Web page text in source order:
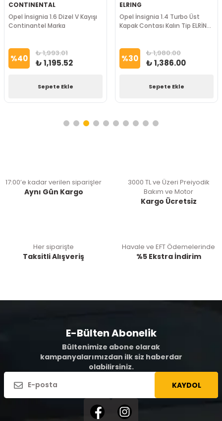
CONTINENTAL
Opel İnsignia 1.6 Dizel V Kayışı
Continantel Marka
%40 ₺ 1,993.01
₺ 1,195.52
Sepete Ekle
ELRING
Opel İnsignia 1.4 Turbo Üst
Kapak Contası Kalın Tip ELRİNG
%30 ₺ 1,980.00
₺ 1,386.00
Sepete Ekle
17:00’e kadar verilen siparişler
Aynı Gün Kargo
3000 TL ve Üzeri Preiyodik
Bakım ve Motor
Kargo Ücretsiz
Her siparişte
Taksitli Alışveriş
Havale ve EFT Ödemelerinde
%5 Ekstra İndirim
E-Bülten Abonelik
Bültenimize abone olarak
kampanyalarımızdan ilk siz haberdar
olabilirsiniz.
KAYDOL